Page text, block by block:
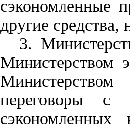
сэкономленные
другие средства,
3.
Министерством
переговоры с
сэкономленных